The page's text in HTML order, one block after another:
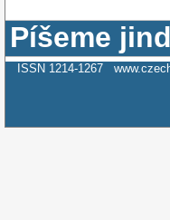
Píšeme
ISSN 1214-1267